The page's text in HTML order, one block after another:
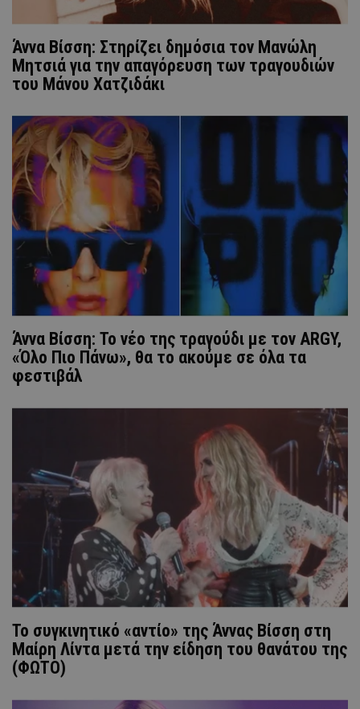
Άννα Βίσση: Στηρίζει δημόσια τον Μανώλη
Μητσιά για την απαγόρευση των τραγουδιών
του Μάνου Χατζιδάκι
Άννα Βίσση: Το νέο της τραγούδι με τον ARGY,
«Όλο Πιο Πάνω», θα το ακούμε σε όλα τα
φεστιβάλ
Το συγκινητικό «αντίο» της Άννας Βίσση στη
Μαίρη Λίντα μετά την είδηση του θανάτου της
(ΦΩΤΟ)